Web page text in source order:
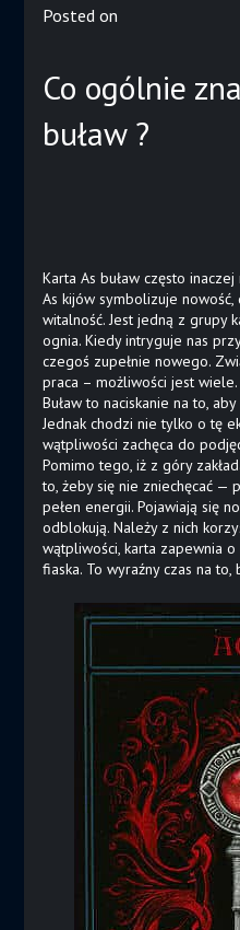
Posted on
Co ogólnie
buław ?
Karta As buław często
As kijów symbolizuje nowość,
witalność. Jest jedną z grupy
ognia. Kiedy intryguje nas
czegoś zupełnie nowego.
praca – możliwości jest
Buław to naciskanie na to,
Jednak chodzi nie tylko o tę
wątpliwości zachęca do
Pomimo tego, iż z góry
to, żeby się nie zniechęcać —
pełen energii. Pojawiają się
odblokują. Należy z nich
wątpliwości, karta zapewnia
fiaska. To wyraźny czas na